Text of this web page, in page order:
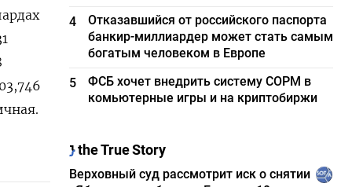
4
Отказавшийся от российского паспорта
банкир-миллиардер может стать самым
богатым человеком в Европе
5
ФСБ хочет внедрить систему СОРМ в
комьютерные игры и на криптобиржи